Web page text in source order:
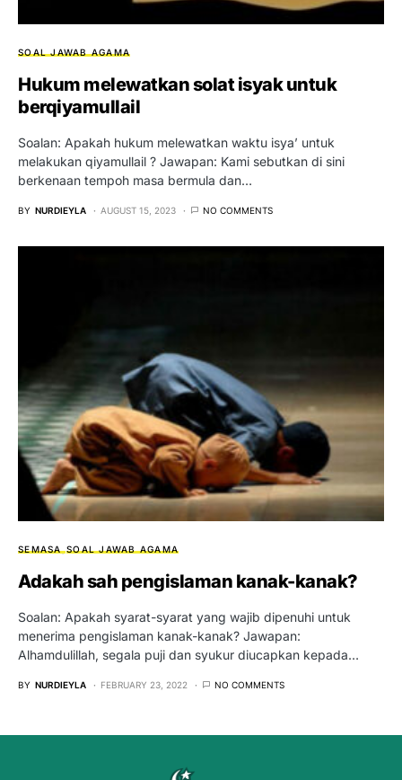
SOAL JAWAB AGAMA
Hukum melewatkan solat isyak untuk
berqiyamullail
Soalan: Apakah hukum melewatkan waktu isya’ untuk
melakukan qiyamullail ? Jawapan: Kami sebutkan di sini
berkenaan tempoh masa bermula dan…
BY NURDIEYLA AUGUST 15, 2023 NO COMMENTS
SEMASA SOAL JAWAB AGAMA
Adakah sah pengislaman kanak-kanak?
Soalan: Apakah syarat-syarat yang wajib dipenuhi untuk
menerima pengislaman kanak-kanak? Jawapan:
Alhamdulillah, segala puji dan syukur diucapkan kepada…
BY NURDIEYLA FEBRUARY 23, 2022 NO COMMENTS